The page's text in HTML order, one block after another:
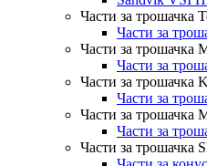
Части за трошачка
Части за
Части за трошачка
Части за
Части за трошачка
Части за
Части за трошачка
Части за
Части за трошачка